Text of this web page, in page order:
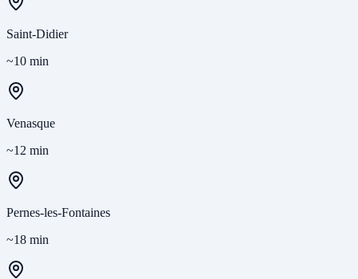
Saint-Didier
~10 min
Venasque
~12 min
Pernes-les-Fontaines
~18 min